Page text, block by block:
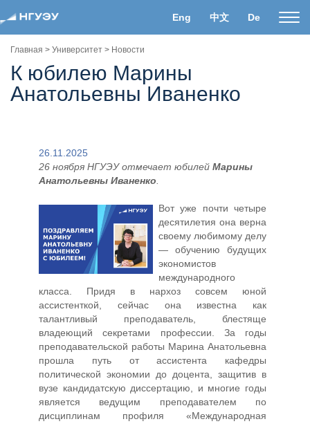
Eng 中文 De
Главная > Университет > Новости
К юбилею Марины
Анатольевны Иваненко
26.11.2025
26 ноября НГУЭУ отмечает юбилей Марины
Анатольевны Иваненко
Вот уже почти четыре
десятилетия она верна
своему любимому делу
— обучению будущих
экономистов
международного
класса. Придя в нархоз совсем юной
ассистенткой, сейчас она известна как
талантливый преподаватель, блестяще
владеющий секретами профессии. За годы
преподавательской работы Марина Анатольевна
прошла путь от ассистента кафедры
политической экономии до доцента, защитив в
вузе кандидатскую диссертацию, и многие годы
является ведущим преподавателем по
дисциплинам профиля «Международная